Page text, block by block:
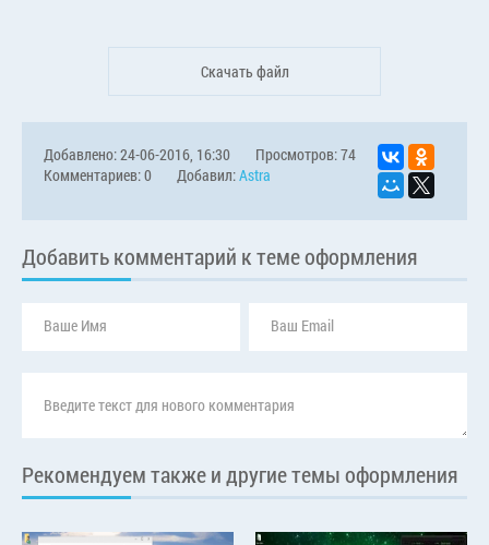
Скачать файл
Добавлено: 24-06-2016, 16:30
Просмотров: 74
Комментариев: 0
Добавил:Astra
Добавить комментарий к теме оформления
Рекомендуем также и другие темы оформления